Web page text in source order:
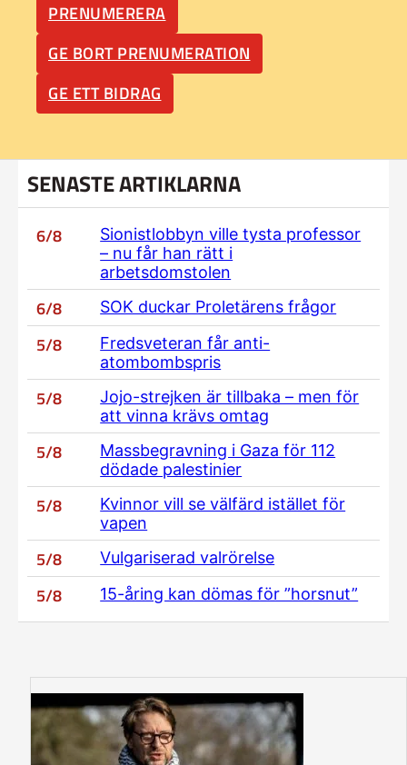
PRENUMERERA
GE BORT PRENUMERATION
GE ETT BIDRAG
SENASTE ARTIKLARNA
6/8
Sionistlobbyn ville tysta professor
– nu får han rätt i
arbetsdomstolen
6/8 SOK duckar Proletärens frågor
5/8
Fredsveteran får anti-
atombombspris
5/8
Jojo-strejken är tillbaka – men för
att vinna krävs omtag
5/8
Massbegravning i Gaza för 112
dödade palestinier
5/8
Kvinnor vill se välfärd istället för
vapen
5/8 Vulgariserad valrörelse
5/8 15-åring kan dömas för ”horsnut”